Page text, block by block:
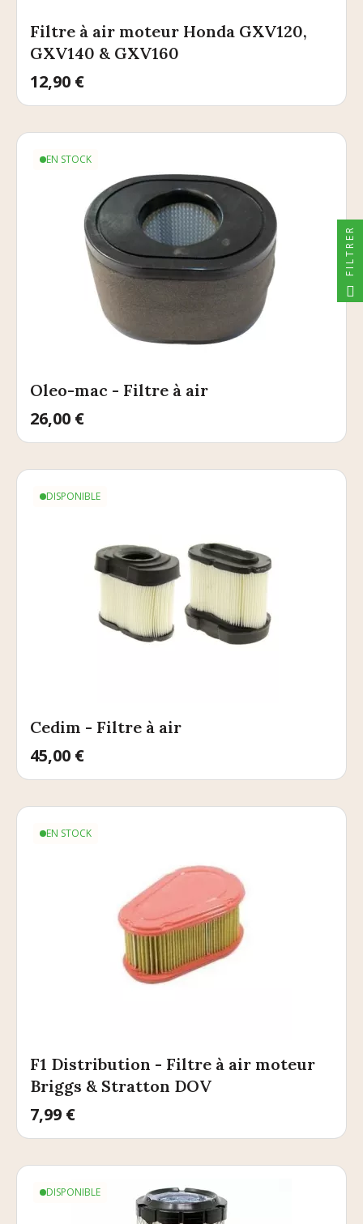
Filtre à air moteur Honda GXV120,
GXV140 & GXV160
Prix
12,90 €
EN STOCK
Oleo-mac - Filtre à air
Prix
26,00 €
DISPONIBLE
Cedim - Filtre à air
Prix
45,00 €
EN STOCK
F1 Distribution - Filtre à air moteur
Briggs & Stratton DOV
Prix
7,99 €
DISPONIBLE
FILTRER